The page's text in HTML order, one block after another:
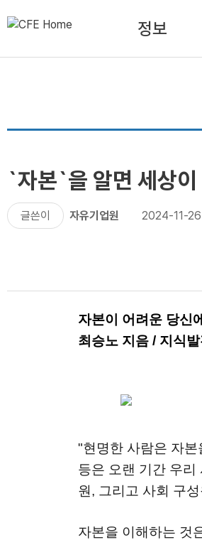
정보
`자본`을 알면 세상이
글쓴이 자유기업원 2024-11-26
자본이 어려운 당신
최승노 지음 / 지식발
"현명한 사람은 자
등은 오랜 기간 우리
원, 그리고 사회 구
자본을 이해하는 것